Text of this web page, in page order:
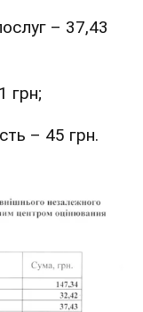
– 37,43
грн;
– 45 грн.